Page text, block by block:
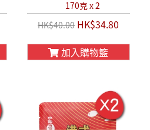
170克 x 2
HK$40.00HK$34.80
加入購物籃